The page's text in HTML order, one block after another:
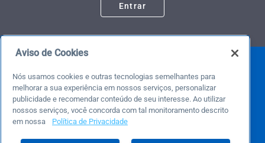
Entrar
Aviso de Cookies
Nós usamos cookies e outras tecnologias semelhantes para
melhorar a sua experiência em nossos serviços, personalizar
publicidade e recomendar conteúdo de seu interesse. Ao utilizar
nossos serviços, você concorda com tal monitoramento descrito
em nossa
Política de Privacidade